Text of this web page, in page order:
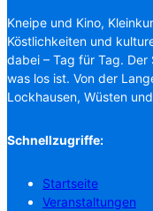
Kneipe und Kino,
Köstlichkeiten und
dabei – Tag für Tag.
was los ist. Von der
Lockhausen, Wüsten
Schnellzugriffe:
Startseite
Veranstaltungen